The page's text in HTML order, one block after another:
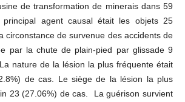
de transformation de minerais dans 59
agent causal était les objets 25
circonstance de survenue des accidents de
par la chute de plain-pied par glissade 9
nature de la lésion la plus fréquente était
de cas. Le siège de la lésion la plus
23 (27.06%) de cas. La guérison survient